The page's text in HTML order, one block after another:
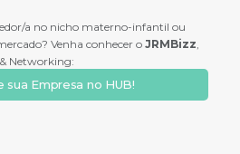
a no nicho materno-infantil ou
Venha conhecer o JRMBizz,
Networking:
sua Empresa no HUB!